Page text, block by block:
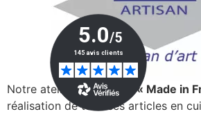
Notre atelier est certifié« Made in
réalisation de tous ses articles en